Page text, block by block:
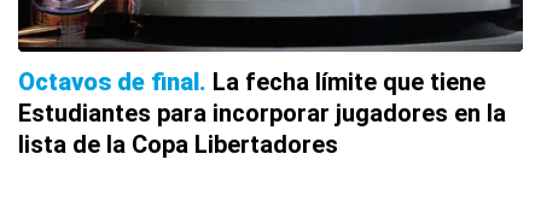
Octavos de final La fecha límite que tiene
Estudiantes para incorporar jugadores en la
lista de la Copa Libertadores